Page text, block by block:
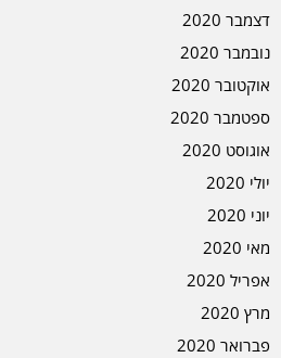
דצמבר 2020
נובמבר 2020
אוקטובר 2020
ספטמבר 2020
אוגוסט 2020
יולי 2020
יוני 2020
מאי 2020
אפריל 2020
מרץ 2020
פברואר 2020